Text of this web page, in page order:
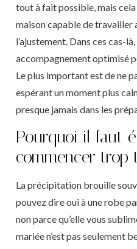
tout à fait possible, mais
maison capable de travailler
l’ajustement. Dans ces cas-
accompagnement optimisé
Le plus important est de ne
espérant un moment plus
presque jamais dans les
Pourquoi il faut
commencer trop
La précipitation brouille
pouvez dire oui à une robe
non parce qu’elle vous
mariée n’est pas seulement